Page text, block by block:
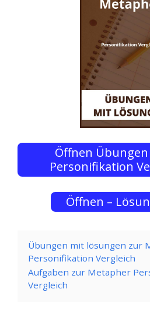
Öffnen
Personifikation
Öffnen –
Übungen mit lösungen zur
Personifikation Vergleich
Aufgaben zur Metapher
Vergleich